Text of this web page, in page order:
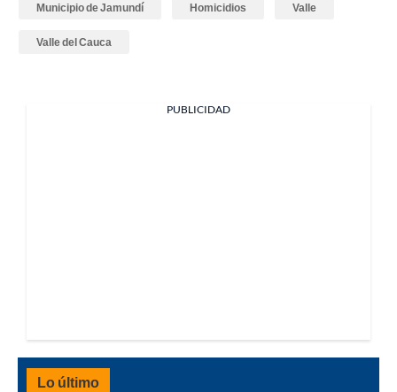
Municipio de Jamundí Homicidios Valle
Valle del Cauca
PUBLICIDAD
Lo último